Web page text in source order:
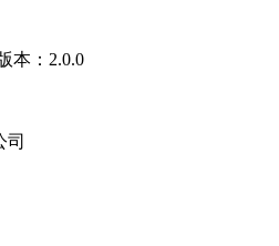
本：2.0.0
司